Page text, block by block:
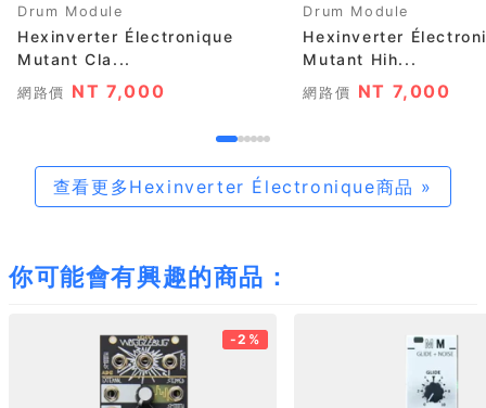
Drum Module
Hexinverter Électronique
Mutant Cla...
網路價 NT 7,000
Drum Module
Hexinverter
Mutant Hih...
網路價 NT 7,000
查看更多Hexinverter Électronique商品 »
你可能會有興趣的商品：
-2%